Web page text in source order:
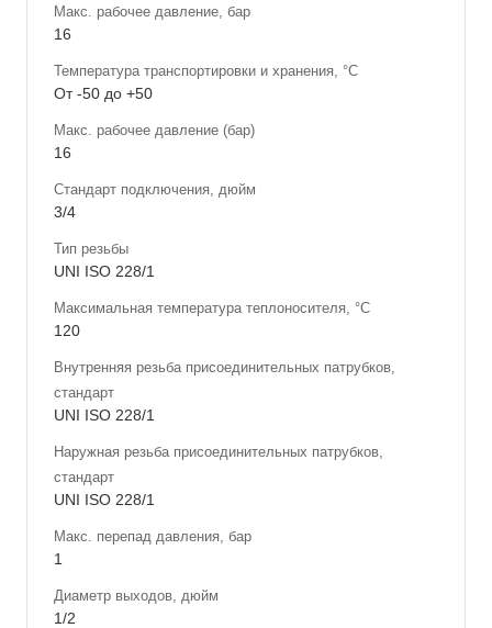
Макс. рабочее давление, бар
16
Температура транспортировки и хранения, °С
От -50 до +50
Макс. рабочее давление (бар)
16
Стандарт подключения, дюйм
3/4
Тип резьбы
UNI ISO 228/1
Максимальная температура теплоносителя, °С
120
Внутренняя резьба присоединительных патрубков,
стандарт
UNI ISO 228/1
Наружная резьба присоединительных патрубков,
стандарт
UNI ISO 228/1
Макс. перепад давления, бар
1
Диаметр выходов, дюйм
1/2